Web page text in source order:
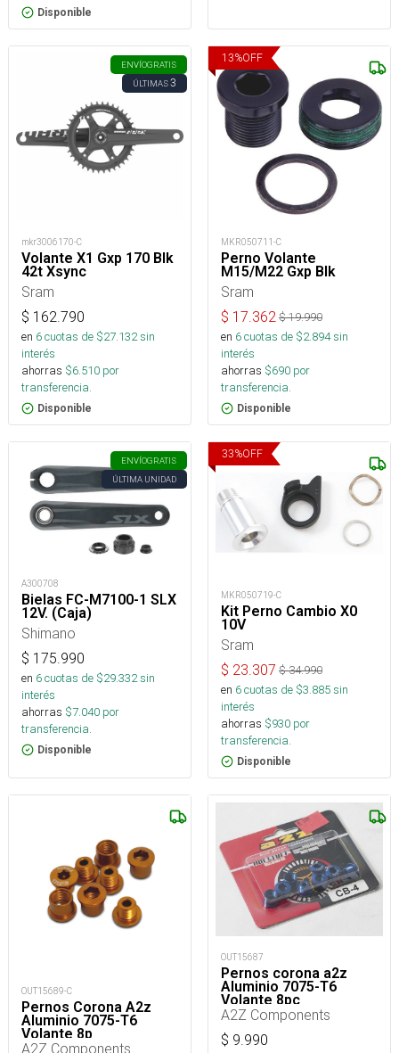
Disponible
ENVÍOGRATIS
ÚLTIMAS3
mkr3006170-C
Volante X1 Gxp 170 Blk
42t Xsync
Sram
$ 162.790
en 6cuotas de $27.132sin
interés
ahorras $6.510 por
transferencia.
Disponible
13%OFF
MKR050711-C
Perno Volante
M15/M22 Gxp Blk
Sram
$ 17.362 $19.990
en 6cuotas de $2.894sin
interés
ahorras $690 por
transferencia.
Disponible
ENVÍOGRATIS
ÚLTIMA UNIDAD
A300708
Bielas FC-M7100-1 SLX
12V. (Caja)
Shimano
$ 175.990
en 6cuotas de $29.332sin
interés
ahorras $7.040 por
transferencia.
Disponible
33%OFF
MKR050719-C
Kit Perno Cambio X0
10V
Sram
$ 23.307 $34.990
en 6cuotas de $3.885sin
interés
ahorras $930 por
transferencia.
Disponible
OUT15689-C
Pernos Corona A2z
Aluminio 7075-T6
Volante 8p
A2Z Components
OUT15687
Pernos corona a2z
Aluminio 7075-T6
Volante 8pc
A2Z Components
$ 9.990